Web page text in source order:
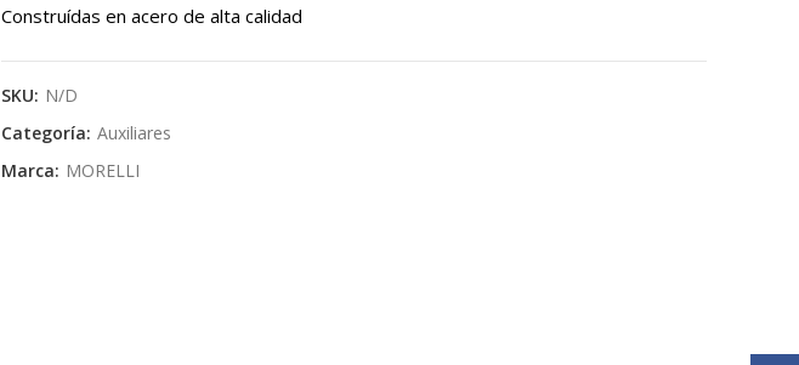
Construídas en acero de alta calidad
SKU: N/D
Categoría: Auxiliares
Marca: MORELLI